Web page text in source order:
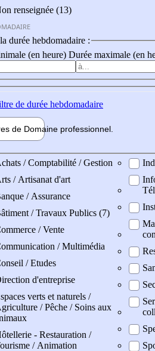
renseignée (13)
durée hebdomadaire :
(en heure) Durée maximale (en
de durée hebdomadaire
de Domaine professionnel
/ Comptabilité / Gestion
/ Artisanat d'art
/ Assurance
/ Travaux Publics (7)
/ Vente
/ Multimédia
/ Etudes
d'entreprise
verts et naturels /
/ Pêche / Soins aux
- Restauration /
/ Animation